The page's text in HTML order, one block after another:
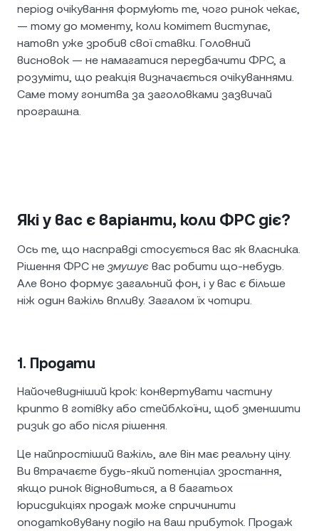
період очікування формують те, чого ринок чекає,
— тому до моменту, коли комітет виступає,
натовп уже зробив свої ставки. Головний
висновок — не намагатися передбачити ФРС, а
розуміти, що реакція визначається очікуваннями.
Саме тому гонитва за заголовками зазвичай
програшна.
Які у вас є варіанти, коли ФРС діє?
Ось те, що насправді стосується вас як власника.
Рішення ФРС не змушує вас робити що-небудь.
Але воно формує загальний фон, і у вас є більше
ніж один важіль впливу. Загалом їх чотири.
1. Продати
Найочевидніший крок: конвертувати частину
крипто в готівку або стейблкоїни, щоб зменшити
ризик до або після рішення.
Це найпростіший важіль, але він має реальну ціну.
Ви втрачаєте будь-який потенціал зростання,
якщо ринок відновиться, а в багатьох
юрисдикціях продаж може спричинити
оподатковувану подію на ваш прибуток. Продаж